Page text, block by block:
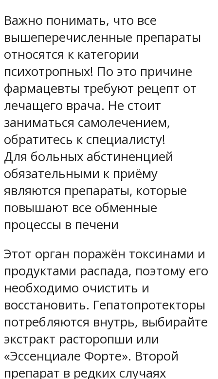
Важно понимать, что все
вышеперечисленные препараты
относятся к категории
психотропных! По это причине
фармацевты требуют рецепт от
лечащего врача. Не стоит
заниматься самолечением,
обратитесь к специалисту!
Для больных абстиненцией
обязательными к приёму
являются препараты, которые
повышают все обменные
процессы в печени
Этот орган поражён токсинами и
продуктами распада, поэтому его
необходимо очистить и
восстановить. Гепатопротекторы
потребляются внутрь, выбирайте
экстракт расторопши или
«Эссенциале Форте». Второй
препарат в редких случаях